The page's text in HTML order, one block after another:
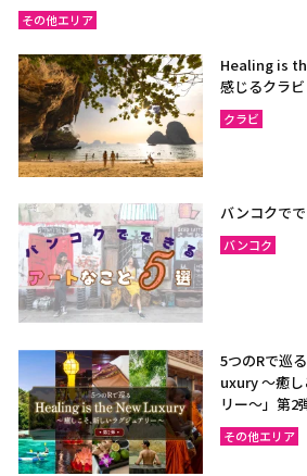
その他エリア
Healing is
感じるクラ
クラビ
バンコクで
バンコク
5つのRで巡
uxury ～癒
リー〜」第2
その他エリア